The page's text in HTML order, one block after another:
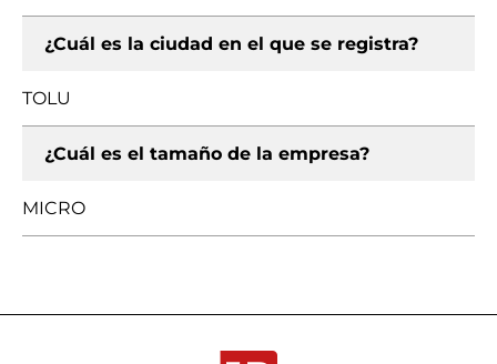
¿Cuál es la ciudad en el que se registra?
TOLU
¿Cuál es el tamaño de la empresa?
MICRO